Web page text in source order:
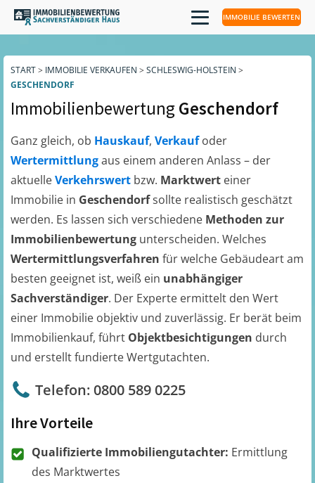
IMMOBILIE BEWERTEN
START> IMMOBILIE VERKAUFEN > SCHLESWIG-HOLSTEIN >
GESCHENDORF
ImmobilienbewertungGeschendorf
Ganz gleich, ob Hauskauf, Verkaufoder
Wertermittlungaus einem anderen Anlass – der
aktuelleVerkehrswert bzw. Marktwert einer
Immobilie in Geschendorfsollte realistisch geschätzt
werden. Es lassen sich verschiedene Methoden zur
Immobilienbewertung unterscheiden. Welches
Wertermittlungsverfahren für welche Gebäudeart am
besten geeignet ist, weiß ein unabhängiger
Sachverständiger. Der Experte ermittelt den Wert
einer Immobilie objektiv und zuverlässig. Er berät beim
Immobilienkauf, führt Objektbesichtigungen durch
und erstellt fundierte Wertgutachten.
Telefon: 0800 589 0225
Ihre Vorteile
Qualifizierte Immobiliengutachter: Ermittlung
des Marktwertes